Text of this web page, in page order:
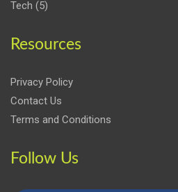
Tech (5)
Resources
Privacy Policy
Contact Us
Terms and Conditions
Follow Us